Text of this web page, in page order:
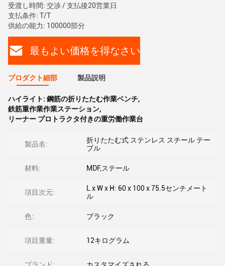
受渡し時間: 交渉 / 支払後20営業日
支払条件: T/T
供給の能力: 100000部分
最もよい価格を得なさい
プロダクト細部 製品説明
ハイライト: 鋼筋の折りたたむ作業ベンチ,
鉄筋重作業作業ステーション,
リーナー プロトラクタ付きの重労働作業台
製品名:
折りたたむ式 ステンレス スチール テー
ブル
材料: MDF,ステール
項目次元:
L x W x H: 60 x 100 x 75.5センチメート
ル
色: ブラック
項目重量: 12キログラム